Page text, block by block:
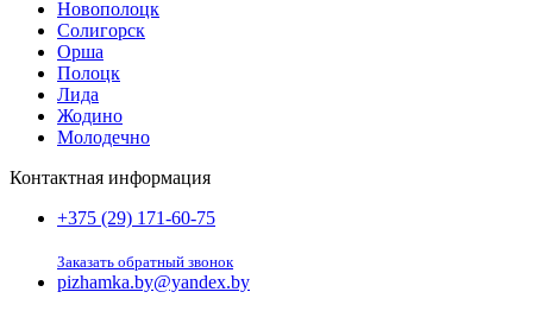
Новополоцк
Солигорск
Орша
Полоцк
Лида
Жодино
Молодечно
Контактная информация
+375 (29) 171-60-75
Заказать обратный звонок
pizhamka.by@yandex.by